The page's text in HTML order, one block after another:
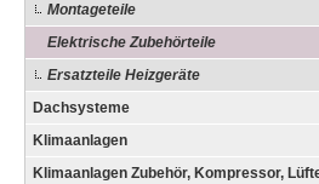
Montageteile
Elektrische Zubehörteile
Ersatzteile Heizgeräte
Dachsysteme
Klimaanlagen
Klimaanlagen Zubehör, Kompressor,